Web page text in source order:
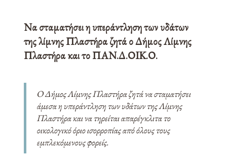
Να σταματήσει η υπεράντληση των υδάτων
της λίμνης Πλαστήρα ζητά ο Δήμος Λίμνης
Πλαστήρα και το ΠΑΝ.Δ.ΟΙΚ.Ο.
Ο Δήμος Λίμνης Πλαστήρα ζητά να σταματήσει
άμεσα η υπεράντληση των υδάτων της Λίμνης
Πλαστήρα και να τηρείται απαρέγκλιτα το
οικολογικό όριο ισορροπίας από όλους τους
εμπλεκόμενους φορείς.